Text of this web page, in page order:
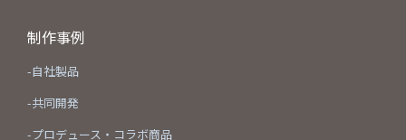
制作事例
-自社製品
-共同開発
-プロデュース・コラボ商品